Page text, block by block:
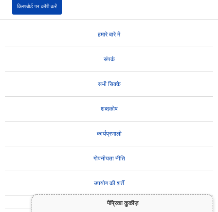
पैप्रिका कुकीज़
क्लिपबोर्ड पर कॉपी करें
हमारे बारे में
संपर्क
सभी सिक्के
शब्दकोष
कार्यप्रणाली
गोपनीयता नीति
उपयोग की शर्तें